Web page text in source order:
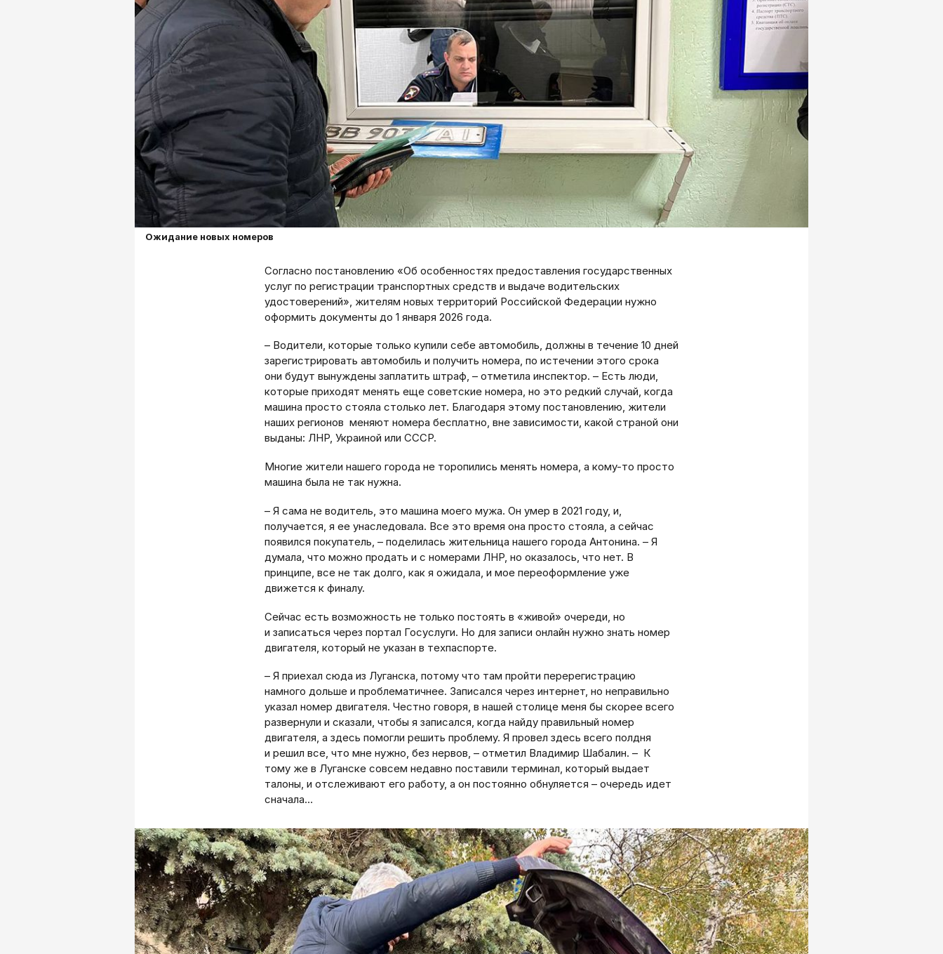
Ожидание новых номеров
Согласно постановлению «Об особенностях предоставления государственных
услуг по регистрации транспортных средств и выдаче водительских
удостоверений», жителям новых территорий Российской Федерации нужно
оформить документы до 1 января 2026 года.
– Водители, которые только купили себе автомобиль, должны в течение 10 дней
зарегистрировать автомобиль и получить номера, по истечении этого срока
они будут вынуждены заплатить штраф, – отметила инспектор. – Есть люди,
которые приходят менять еще советские номера, но это редкий случай, когда
машина просто стояла столько лет. Благодаря этому постановлению, жители
наших регионов меняют номера бесплатно, вне зависимости, какой страной они
выданы: ЛНР, Украиной или СССР.
Многие жители нашего города не торопились менять номера, а кому­-то просто
машина была не так нужна.
– Я сама не водитель, это машина моего мужа. Он умер в 2021 году, и,
получается, я ее унаследовала. Все это время она просто стояла, а сейчас
появился покупатель, – поделилась жительница нашего города Антонина. – Я
думала, что можно продать и с номерами ЛНР, но оказалось, что нет. В
принципе, все не так долго, как я ожидала, и мое переоформление уже
движется к финалу.
Сейчас есть возможность не только постоять в «живой» очереди, но
и записаться через портал Госуслуги. Но для записи онлайн нужно знать номер
двигателя, который не указан в техпаспорте.
– Я приехал сюда из Луганска, потому что там пройти перерегистрацию
намного дольше и проблематичнее. Записался через интернет, но неправильно
указал номер двигателя. Честно говоря, в нашей столице меня бы скорее всего
развернули и сказали, чтобы я записался, когда найду правильный номер
двигателя, а здесь помогли решить проблему. Я провел здесь всего полдня
и решил все, что мне нужно, без нервов, – отметил Владимир Шабалин. – К
тому же в Луганске совсем недавно поставили терминал, который выдает
талоны, и отслеживают его работу, а он постоянно обнуляется – очередь идет
сначала…